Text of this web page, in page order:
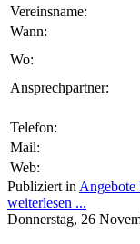
Vereinsname:
Wann:
Wo:
Ansprechpartner:
Telefon:
Mail:
Web:
Publiziert in Angebote
weiterlesen ...
Donnerstag, 26